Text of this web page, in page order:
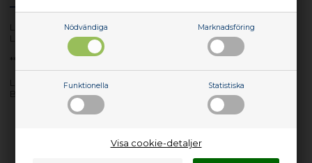
Nödvändiga Marknadsföring
Funktionella Statistiska
Visa cookie-detaljer
Lev. nr.: 00NY692
LCD Panel BOE 15.6 FHD IPS
**New Retail**
Lenovo LCD Panel BOE 15.6 FHD IPS **New Retail** 2.6t Narrow
Bezel W/o Bracket